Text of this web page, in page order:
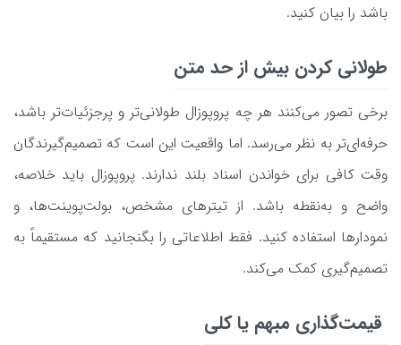
باشد را بیان کنید.
طولانی کردن بیش از حد متن
برخی تصور می‌کنند هر چه پروپوزال طولانی‌تر و پرجزئیات‌تر باشد،
حرفه‌ای‌تر به نظر می‌رسد. اما واقعیت این است که تصمیم‌گیرندگان
وقت کافی برای خواندن اسناد بلند ندارند. پروپوزال باید خلاصه،
واضح و به‌نقطه باشد. از تیترهای مشخص، بولت‌پوینت‌ها، و
نمودارها استفاده کنید. فقط اطلاعاتی را بگنجانید که مستقیماً به
تصمیم‌گیری کمک می‌کند.
قیمت‌گذاری مبهم یا کلی